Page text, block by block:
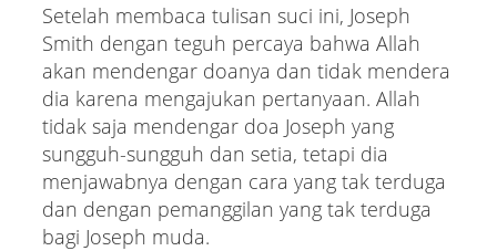
Setelah membaca tulisan suci ini, Joseph
Smith dengan teguh percaya bahwa Allah
akan mendengar doanya dan tidak mendera
dia karena mengajukan pertanyaan. Allah
tidak saja mendengar doa Joseph yang
sungguh-sungguh dan setia, tetapi dia
menjawabnya dengan cara yang tak terduga
dan dengan pemanggilan yang tak terduga
bagi Joseph muda.